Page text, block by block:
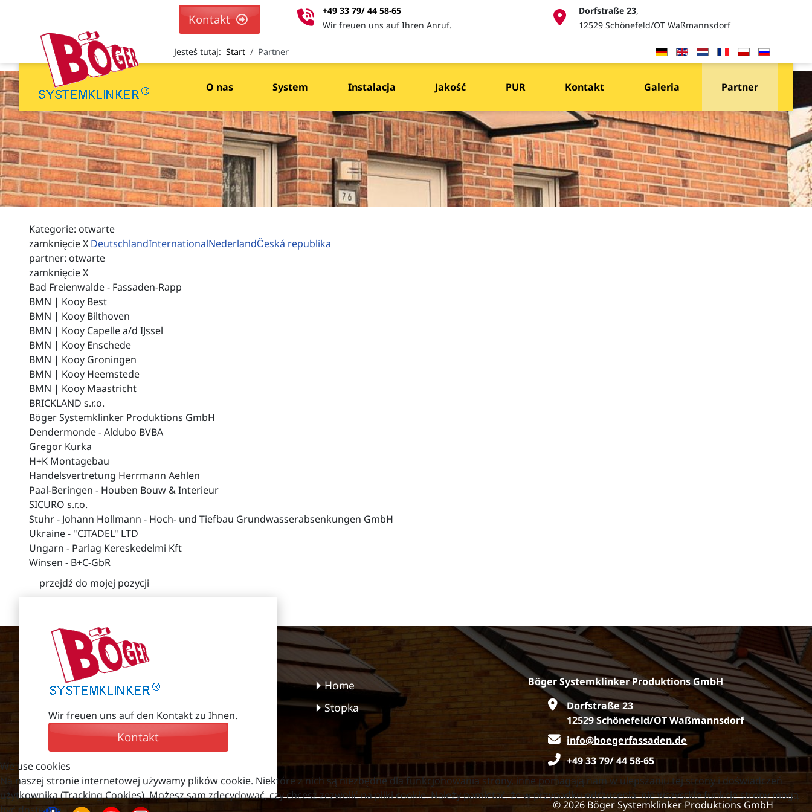
Kontakt
+49 33 79/ 44 58-65
Wir freuen uns auf Ihren Anruf.
Dorfstraße 23,
12529 Schönefeld/OT Waßmannsdorf
Wybierz swój język
Jesteś tutaj: Start Partner
O nas System Instalacja Jakość PUR Kontakt Galeria Partner
Kategorie: otwarte
zamknięcie X DeutschlandInternationalNederlandČeská republika
partner: otwarte
zamknięcie X
Bad Freienwalde - Fassaden-Rapp
BMN | Kooy Best
BMN | Kooy Bilthoven
BMN | Kooy Capelle a/d IJssel
BMN | Kooy Enschede
BMN | Kooy Groningen
BMN | Kooy Heemstede
BMN | Kooy Maastricht
BRICKLAND s.r.o.
Böger Systemklinker Produktions GmbH
Dendermonde - Aldubo BVBA
Gregor Kurka
H+K Montagebau
Handelsvertretung Herrmann Aehlen
Paal-Beringen - Houben Bouw & Interieur
SICURO s.r.o.
Stuhr - Johann Hollmann - Hoch- und Tiefbau Grundwasserabsenkungen GmbH
Ukraine - "CITADEL" LTD
Ungarn - Parlag Kereskedelmi Kft
Winsen - B+C-GbR
przejdź do mojej pozycji
Wir freuen uns auf den Kontakt zu Ihnen.
Kontakt
Home
Stopka
Böger Systemklinker Produktions GmbH
Dorfstraße 23
12529 Schönefeld/OT Waßmannsdorf
info@boegerfassaden.de
+49 33 79/ 44 58-65
© 2026 Böger Systemklinker Produktions GmbH
We use cookies
Na naszej stronie internetowej używamy plików cookie. Niektóre z nich są niezbędne dla funkcjonowania strony, inne pomagają nam w ulepszaniu tej strony i doświadczeń
użytkownika (Tracking Cookies). Możesz sam zdecydować, czy chcesz zezwolić na pliki cookie. Należy pamiętać, że w przypadku odrzucenia, nie wszystkie funkcje strony mogą